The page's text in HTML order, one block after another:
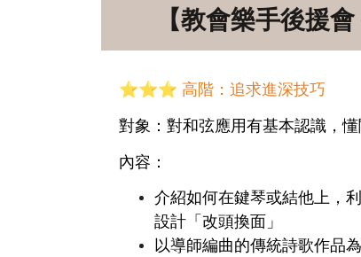
【教會樂手後援
⭐⭐⭐ 高階：追求進深技巧
對象：對和弦應用有基本認識，
內容：
介紹如何在鍵琴或結他上，
設計「改頭換面」
以導師編曲的傳統詩歌作品